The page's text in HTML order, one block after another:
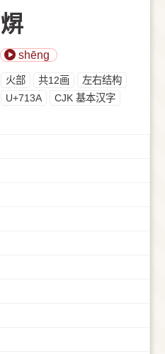
焺
shēng
⽕部 共12画
左右结构
U+713A
CJK 基本汉字